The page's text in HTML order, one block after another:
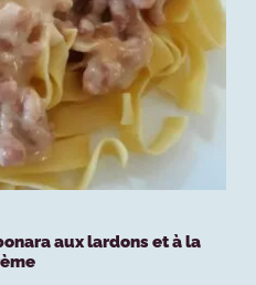
aux lardons et à la